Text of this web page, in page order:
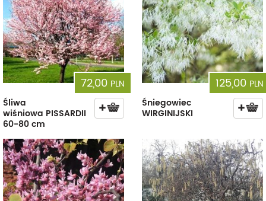
72,00 PLN
Śliwa
wiśniowa PISSARDII
60-80 cm
125,00 PLN
Śniegowiec
WIRGINIJSKI